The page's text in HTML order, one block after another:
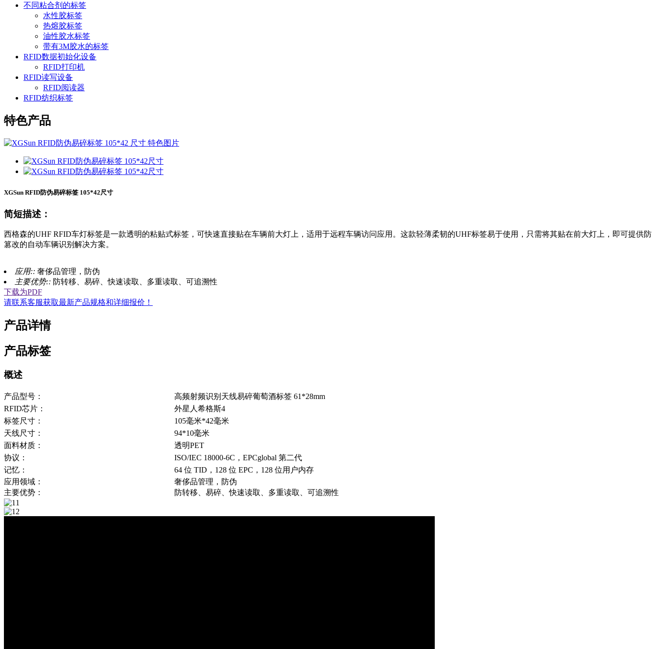
不同粘合剂的标签
水性胶标签
热熔胶标签
油性胶水标签
带有3M胶水的标签
RFID数据初始化设备
RFID打印机
RFID读写设备
RFID阅读器
RFID纺织标签
特色产品
XGSun RFID防伪易碎标签 105*42尺寸
简短描述：
西格森的UHF RFID车灯标签是一款透明的粘贴式标签，可快速直接贴在车辆前大灯上，适用于远程车辆访问应用。这款轻薄柔韧的UHF标签易于使用，只需将其贴在前大灯上，即可提供防
篡改的自动车辆识别解决方案。
应用:: 奢侈品管理，防伪
主要优势:: 防转移、易碎、快速读取、多重读取、可追溯性
下载为PDF
请联系客服获取最新产品规格和详细报价！
产品详情
产品标签
概述
产品型号：
高频射频识别天线易碎葡萄酒标签 61*28mm
RFID芯片：
外星人希格斯4
标签尺寸：
105毫米*42毫米
天线尺寸：
94*10毫米
面料材质：
透明PET
协议：
ISO/IEC 18000-6C，EPCglobal 第二代
记忆：
64 位 TID，128 位 EPC，128 位用户内存
应用领域：
奢侈品管理，防伪
主要优势：
防转移、易碎、快速读取、多重读取、可追溯性